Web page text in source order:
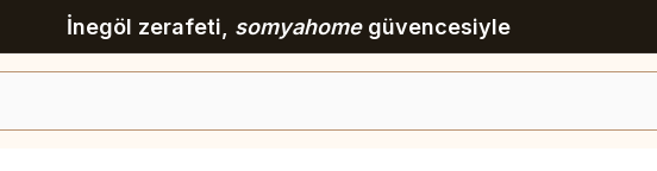
İnegöl zerafeti, somyahomegüvencesiyle